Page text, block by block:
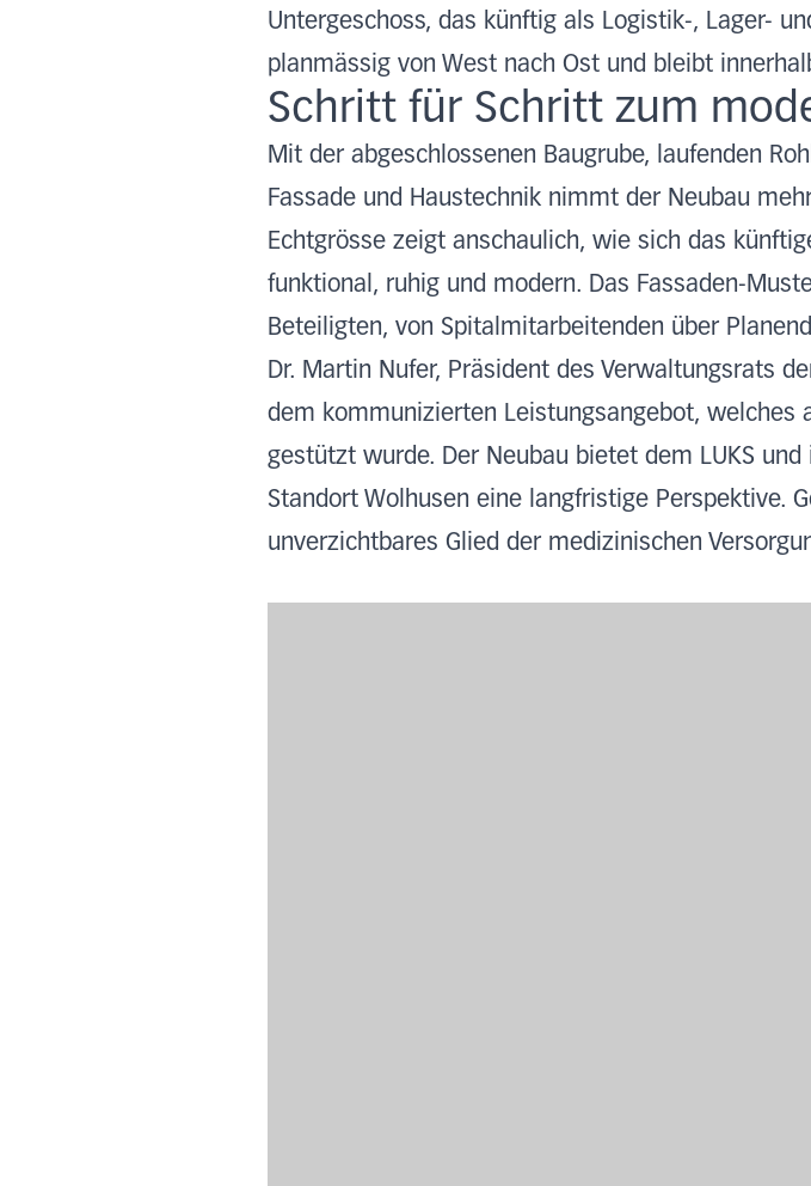
Untergeschoss, das künftig als Logistik-, Lager-
planmässig von West nach Ost und bleibt
Schritt für Schritt zum
Mit der abgeschlossenen Baugrube, laufenden
Fassade und Haustechnik nimmt der Neubau
Echtgrösse zeigt anschaulich, wie sich das
funktional, ruhig und modern. Das Fassaden-
Beteiligten, von Spitalmitarbeitenden über
Dr. Martin Nufer, Präsident des Verwaltungsrats
dem kommunizierten Leistungsangebot, welches
gestützt wurde. Der Neubau bietet dem LUKS
Standort Wolhusen eine langfristige Perspektive.
unverzichtbares Glied der medizinischen